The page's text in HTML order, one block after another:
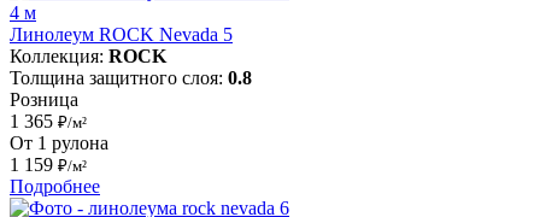
4 м
Линолеум ROCK Nevada 5
Коллекция: ROCK
Толщина защитного слоя: 0.8
Розница
1 365 ₽/м²
От 1 рулона
1 159 ₽/м²
Подробнее